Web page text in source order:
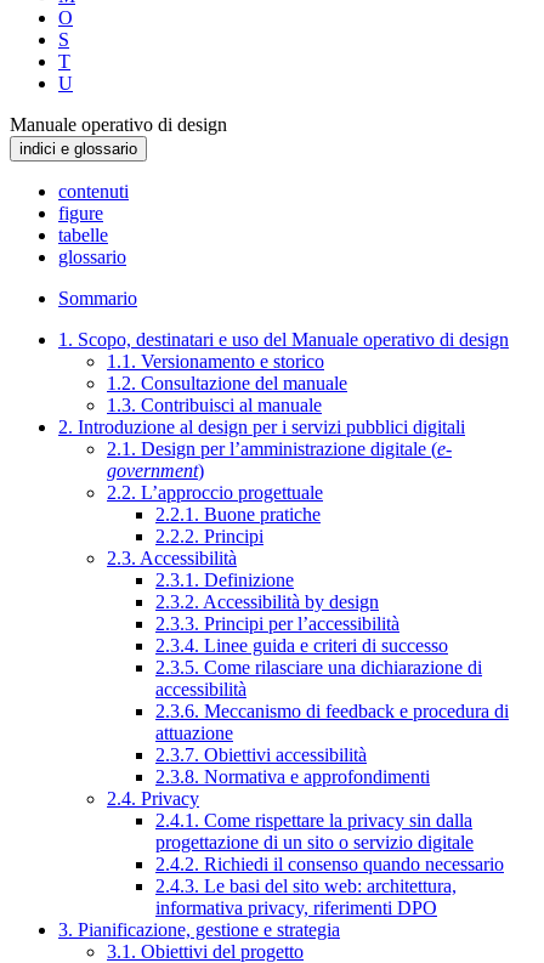
O
S
T
U
Manuale operativo di design
indici e glossario
contenuti
figure
tabelle
glossario
Sommario
1. Scopo, destinatari e uso del Manuale operativo di design
1.1. Versionamento e storico
1.2. Consultazione del manuale
1.3. Contribuisci al manuale
2. Introduzione al design per i servizi pubblici digitali
2.1. Design per l’amministrazione digitale (e-
government)
2.2. L’approccio progettuale
2.2.1. Buone pratiche
2.2.2. Principi
2.3. Accessibilità
2.3.1. Definizione
2.3.2. Accessibilità by design
2.3.3. Principi per l’accessibilità
2.3.4. Linee guida e criteri di successo
2.3.5. Come rilasciare una dichiarazione di
accessibilità
2.3.6. Meccanismo di feedback e procedura di
attuazione
2.3.7. Obiettivi accessibilità
2.3.8. Normativa e approfondimenti
2.4. Privacy
2.4.1. Come rispettare la privacy sin dalla
progettazione di un sito o servizio digitale
2.4.2. Richiedi il consenso quando necessario
2.4.3. Le basi del sito web: architettura,
informativa privacy, riferimenti DPO
3. Pianificazione, gestione e strategia
3.1. Obiettivi del progetto